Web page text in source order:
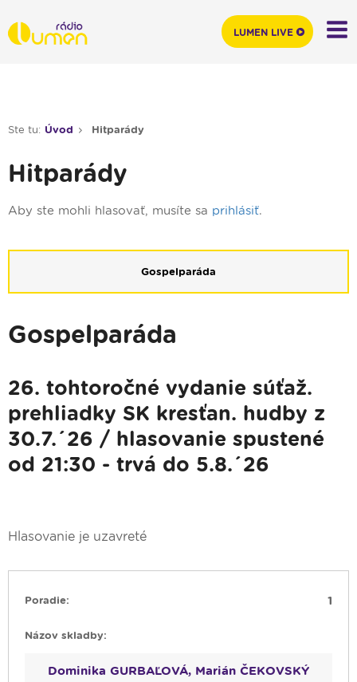
Ste tu: Úvod Hitparády
Hitparády
Aby ste mohli hlasovať, musíte sa prihlásiť.
Gospelparáda
Gospelparáda
26. tohtoročné vydanie súťaž.
prehliadky SK kresťan. hudby z
30.7.´26 / hlasovanie spustené
od 21:30 - trvá do 5.8.´26
Hlasovanie je uzavreté
1
Dominika GURBAĽOVÁ, Marián ČEKOVSKÝ
LUMEN LIVE